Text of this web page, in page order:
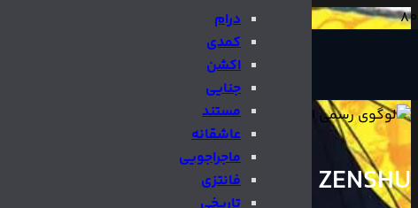
درام
کمدی
اکشن
جنایی
مستند
عاشقانه
ماجراجویی
فانتزی
ZENSHU